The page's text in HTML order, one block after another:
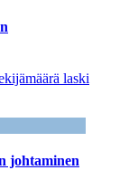
laski
johtaminen